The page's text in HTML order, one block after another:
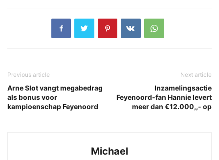
Previous article
Arne Slot vangt megabedrag
als bonus voor
kampioenschap Feyenoord
Next article
Inzamelingsactie
Feyenoord-fan Hannie levert
meer dan €12.000,,- op
Michael